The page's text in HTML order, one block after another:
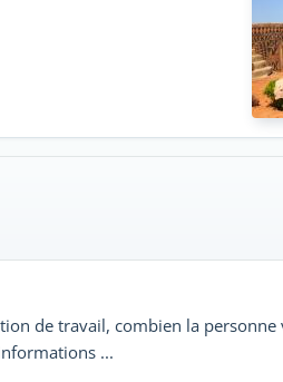
de travail, combien la personne
...